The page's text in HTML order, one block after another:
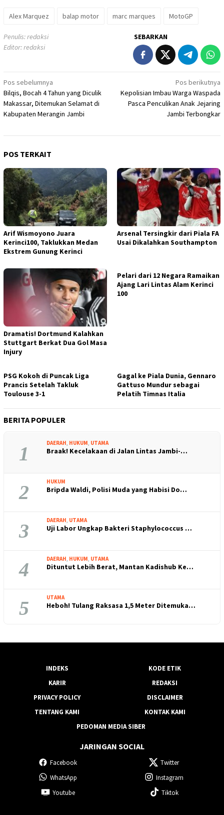
Alex Marquez balap motor marc marques MotoGP
Penulis: redaksi
Editor: redaksi
SEBARKAN
Navigasi
pos
Pos sebelumnya
Bilqis, Bocah 4 Tahun yang Diculik
Makassar, Ditemukan Selamat di
Kabupaten Merangin Jambi
Pos berikutnya
Kepolisian Imbau Warga Waspada
Pasca Penculikan Anak Jejaring
Jambi Terbongkar
POS TERKAIT
Arif Wismoyono Juara
Kerinci100, Taklukkan Medan
Ekstrem Gunung Kerinci
Arsenal Tersingkir dari Piala FA
Usai Dikalahkan Southampton
Dramatis! Dortmund Kalahkan
Stuttgart Berkat Dua Gol Masa
Injury
Pelari dari 12 Negara Ramaikan
Ajang Lari Lintas Alam Kerinci
100
PSG Kokoh di Puncak Liga
Prancis Setelah Takluk
Toulouse 3-1
Gagal ke Piala Dunia, Gennaro
Gattuso Mundur sebagai
Pelatih Timnas Italia
BERITA POPULER
1 DAERAH, HUKUM, UTAMA
Braak! Kecelakaan di Jalan Lintas Jambi-…
2 HUKUM
Bripda Waldi, Polisi Muda yang Habisi Do…
3 DAERAH, UTAMA
Uji Labor Ungkap Bakteri Staphylococcus …
4 DAERAH, HUKUM, UTAMA
Dituntut Lebih Berat, Mantan Kadishub Ke…
5 UTAMA
Heboh! Tulang Raksasa 1,5 Meter Ditemuka…
INDEKS
KODE ETIK
KARIR
REDAKSI
PRIVACY POLICY
DISCLAIMER
TENTANG KAMI
KONTAK KAMI
PEDOMAN MEDIA SIBER
JARINGAN SOCIAL
Facebook
Twitter
WhatsApp
Instagram
Youtube
Tiktok